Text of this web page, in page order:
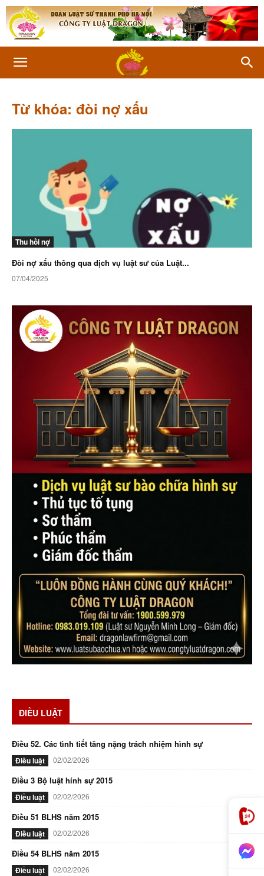
Từ khóa: đòi nợ xấu
Thu hồi nợ
Đòi nợ xấu thông qua dịch vụ luật sư của Luật...
07/04/2025
ĐIỀU LUẬT
Điều 52. Các tình tiết tăng nặng trách nhiệm hình sự
Điều luật 02/02/2026
Điều 3 Bộ luật hính sự 2015
Điều luật 02/02/2026
Điều 51 BLHS năm 2015
Điều luật 02/02/2026
Điều 54 BLHS năm 2015
Điều luật 02/02/2026